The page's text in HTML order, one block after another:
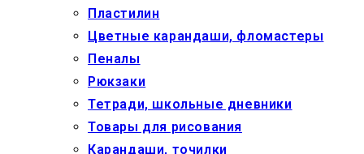
Пластилин
Цветные карандаши, фломастеры
Пеналы
Рюкзаки
Тетради, школьные дневники
Товары для рисования
Карандаши, точилки